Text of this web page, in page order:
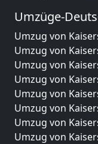
Umzüge-
Umzug von
Umzug von
Umzug von
Umzug von
Umzug von
Umzug von
Umzug von
Umzug von